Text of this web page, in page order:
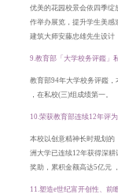
优美的花园校景会依四季绽
作举办 展览， 提升学生美感
建筑大师安藤忠雄先生设计
9.教育部「大学校务评鑑」
教育部94年大学校务评鑑
在私校(三)组成绩第一。
10.荣获教育部连续12年评
本校以创意精神长时规划的
洲大学已连续12年获得深耕
奖助， 累积金额高达5亿元
11.塑造e世纪富开创性、前